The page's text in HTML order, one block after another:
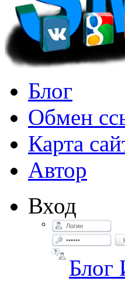
Блог
Обмен
Карта
Автор
Вход
Блог